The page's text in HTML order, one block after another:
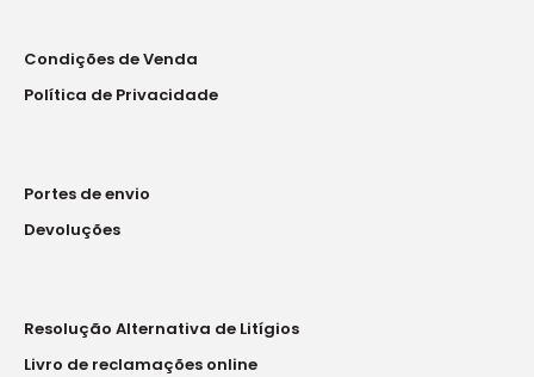
Condições de Venda
Política de Privacidade
Portes de envio
Devoluções
Resolução Alternativa de Litígios
Livro de reclamações online